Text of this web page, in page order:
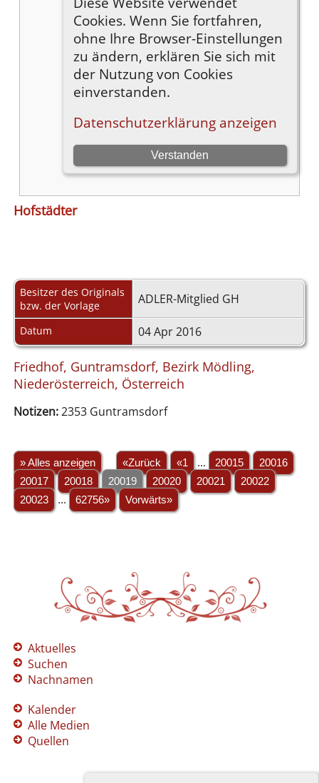
Hofstädter
Besitzer des Originals
bzw. der Vorlage
ADLER-Mitglied GH
Datum 04 Apr 2016
Friedhof, Guntramsdorf, Bezirk Mödling,
Niederösterreich, Österreich
Notizen:2353 Guntramsdorf
» Alles anzeigen «Zurück «1 ... 20015
20016
20017
20018 20019 20020 20021
20022
20023
... 62756» Vorwärts»
Aktuelles
Suchen
Nachnamen
Kalender
Alle Medien
Quellen